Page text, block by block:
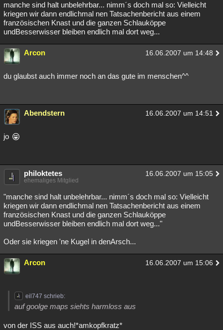
manche sind halt unbelehrbar... nimm´s doch mal so: Vielleicht
kriegen wir dann endlichmal nen Tatsachenbericht aus einem
französischen Knast und die ganzen Schlauköppe
undBesserwisser bleiben endlich mal dort weg...
Arcon 16.06.2007 um 14:48
du glaubst auch immer noch an das gute im menschen^^
Abendstern 16.06.2007 um 14:51
jo
philoktetes 16.06.2007 um 15:05
ehemaliges Mitglied
"manche sind halt unbelehrbar... nimm´s doch mal so: Vielleicht
kriegen wir dann endlichmal nen Tatsachenbericht aus einem
französischen Knast und die ganzen Schlauköppe
undBesserwisser bleiben endlich mal dort weg..."
Oder sie kriegen 'ne Kugel in denArsch...
Arcon 16.06.2007 um 15:06
eil747 schrieb:
auf goolge maps siehts harmloss aus
von der ISS aus auch!*amkopfkratz*